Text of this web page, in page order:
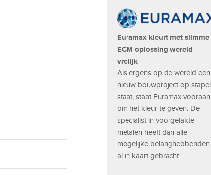
Euramax kleurt met slimme
ECM oplossing wereld
vrolijk
Als ergens op de wereld een
nieuw bouwproject op stapel
staat, staat Euramax vooraan
om het kleur te geven. De
specialist in voorgelakte
metalen heeft dan alle
mogelijke belanghebbenden
al in kaart gebracht.